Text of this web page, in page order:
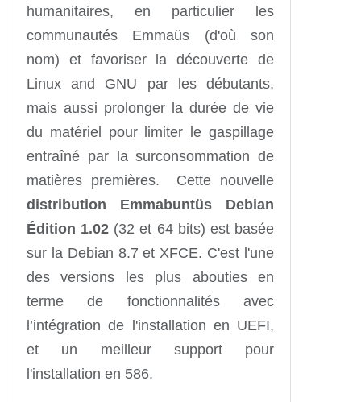
humanitaires, en particulier les
communautés Emmaüs (d'où son
nom) et favoriser la découverte de
Linux and GNU par les débutants,
mais aussi prolonger la durée de vie
du matériel pour limiter le gaspillage
entraîné par la surconsommation de
matières premières. Cette nouvelle
distribution Emmabuntüs Debian
Édition 1.02 (32 et 64 bits) est basée
sur la Debian 8.7 et XFCE. C'est l'une
des versions les plus abouties en
terme de fonctionnalités avec
l’intégration de l'installation en UEFI,
et un meilleur support pour
l'installation en 586.